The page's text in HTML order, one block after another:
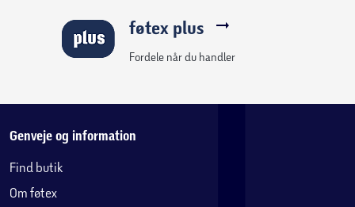
Byg og leg med det samme
Børn kan træde direkte ind sjove og kreative oplevelser,
LEGO® | Marvel Iron Man og hans utrolige
venner Loke mod Team Iron Man
føtex plus
Fordele når du handler
Genveje og information
Find butik
Om føtex